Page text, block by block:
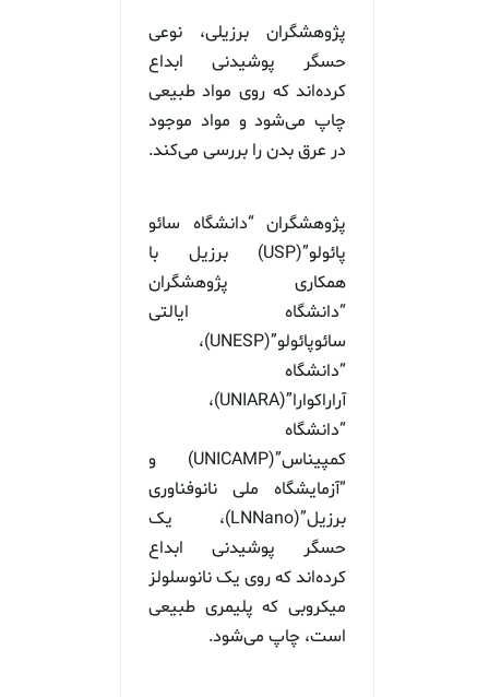
پژوهشگران برزیلی، نوعی
حسگر پوشیدنی ابداع
کرده‌اند که روی مواد طبیعی
چاپ می‌شود و مواد موجود
در عرق بدن را بررسی می‌کند.
پژوهشگران “دانشگاه سائو
پائولو”(USP) برزیل با
همکاری پژوهشگران
“دانشگاه ایالتی
سائوپائولو”(UNESP)،
“دانشگاه
آراراکوارا”(UNIARA)،
“دانشگاه
کمپیناس”(UNICAMP) و
“آزمایشگاه ملی نانوفناوری
برزیل”(LNNano)، یک
حسگر پوشیدنی ابداع
کرده‌اند که روی یک نانوسلولز
میکروبی که پلیمری طبیعی
است، چاپ می‌شود.